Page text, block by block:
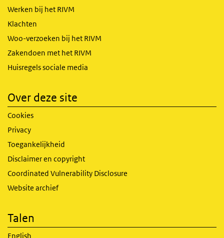
Werken bij het RIVM
Klachten
Woo-verzoeken bij het RIVM
Zakendoen met het RIVM
Huisregels sociale media
Over deze site
Cookies
Privacy
Toegankelijkheid
Disclaimer en copyright
Coordinated Vulnerability Disclosure
Website archief
Talen
English